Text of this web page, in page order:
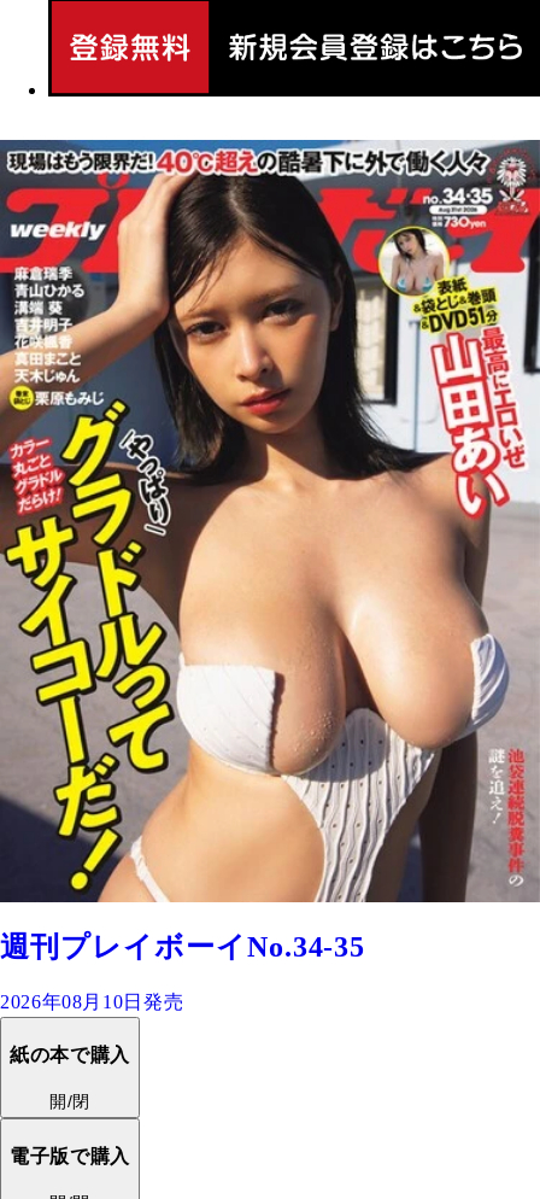
週刊プレイボーイNo.34-35
2026年08月10日発売
紙の本で購入
開/閉
電子版で購入